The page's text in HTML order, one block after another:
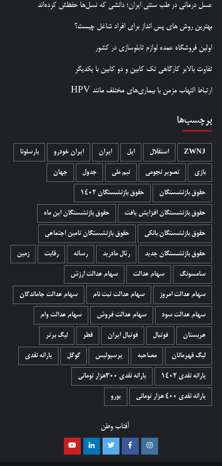
عسل درمانی در طب سنتی ایران؛ دانشی که نسل‌ها حفظش کرده‌اند
بهترین روش‌ های پس‌ انداز برای افراد شاغل چیست؟
اولین فروشگاه عمده لوازم تابلوسازی در کشور
تفاوت بالابر کارگاهی تک کابین و دو کابین با یکدیگر
ارتباط التهاب مزمن با بیماری‌های مختلف مانند HPV
برچسب‌ها
ZWNJ استقلال اپل ایران ایران خودرو بارسلونا
بازی تصویر نجومی تیم ملی جدول جهان
حقوق بازنشستگان حقوق بازنشستگان 1402
حقوق بازنشستگان افزایش یافت حقوق بازنشستگان این ماه
حقوق بازنشستگان بانکی حقوق بازنشستگان تامین اجتماعی
حقوق بازنشستگان جدید رئال مادرید رسانه رقابت زمین
سامسونگ سهام عدالت سهام عدالت ارزش
سهام عدالت امروز سهام عدالت ثبت نام سهام عدالت جاماندگان
سهام عدالت سود سهام عدالت فروش سهام عدالت وام
عربستان فوتبال فوتبال ایران قطر لیگ برتر
لیگ قهرمانان مصاحبه پرسپولیس گوگل یارانه نقدی
یارانه نقدی 1402 یارانه نقدی ۳۰۰هزار تومانی
یارانه نقدی ۴۰۰ هزار تومانی یورو
آفتاب وطن
اینستاگرام فیسبوک توییتر لینکدین یوتیوب